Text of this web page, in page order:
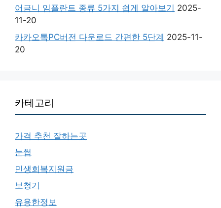
어금니 임플란트 종류 5가지 쉽게 알아보기 2025-
11-20
카카오톡PC버전 다운로드 간편한 5단계 2025-11-
20
카테고리
가격 추천 잘하는곳
눈썹
민생회복지원금
보청기
유용한정보